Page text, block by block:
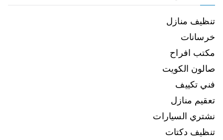
تنظيف منازل
خرسانات
مكتب افراح
صالون الكويت
فني تكييف
تعقيم منازل
نشتري السيارات
تنظيف دكتات